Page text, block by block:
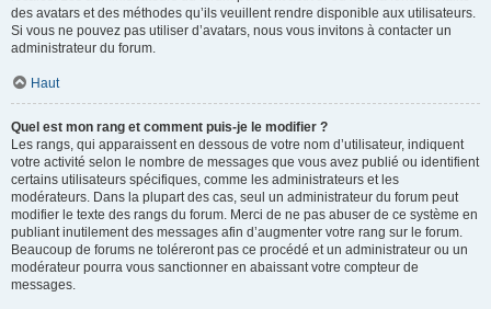
des avatars et des méthodes qu’ils veuillent rendre disponible aux utilisateurs.
Si vous ne pouvez pas utiliser d’avatars, nous vous invitons à contacter un
administrateur du forum.
Haut
Quel est mon rang et comment puis-je le modifier ?
Les rangs, qui apparaissent en dessous de votre nom d’utilisateur, indiquent
votre activité selon le nombre de messages que vous avez publié ou identifient
certains utilisateurs spécifiques, comme les administrateurs et les
modérateurs. Dans la plupart des cas, seul un administrateur du forum peut
modifier le texte des rangs du forum. Merci de ne pas abuser de ce système en
publiant inutilement des messages afin d’augmenter votre rang sur le forum.
Beaucoup de forums ne toléreront pas ce procédé et un administrateur ou un
modérateur pourra vous sanctionner en abaissant votre compteur de
messages.